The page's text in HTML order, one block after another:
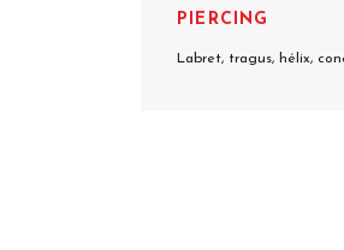
PIERCING
Labret, tragus, hélix,